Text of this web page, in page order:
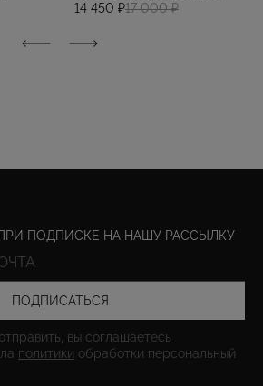
14 450 ₽17 000 ₽
ПОДПИСКЕ НА НАШУ РАССЫЛКУ
ПОДПИСАТЬСЯ
вы соглашаетесь
политики обработки персональный